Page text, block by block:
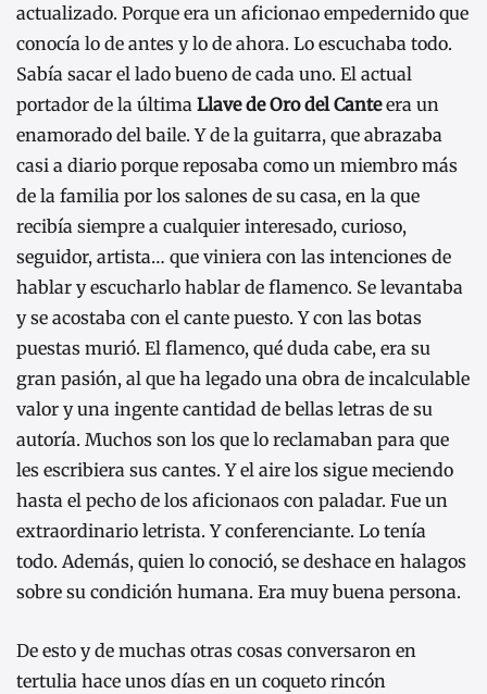
actualizado. Porque era un aficionao empedernido que
conocía lo de antes y lo de ahora. Lo escuchaba todo.
Sabía sacar el lado bueno de cada uno. El actual
portador de la última Llave de Oro del Canteera un
enamorado del baile. Y de la guitarra, que abrazaba
casi a diario porque reposaba como un miembro más
de la familia por los salones de su casa, en la que
recibía siempre a cualquier interesado, curioso,
seguidor, artista… que viniera con las intenciones de
hablar y escucharlo hablar de flamenco. Se levantaba
y se acostaba con el cante puesto. Y con las botas
puestas murió. El flamenco, qué duda cabe, era su
gran pasión, al que ha legado una obra de incalculable
valor y una ingente cantidad de bellas letras de su
autoría. Muchos son los que lo reclamaban para que
les escribiera sus cantes. Y el aire los sigue meciendo
hasta el pecho de los aficionaos con paladar. Fue un
extraordinario letrista. Y conferenciante. Lo tenía
todo. Además, quien lo conoció, se deshace en halagos
sobre su condición humana. Era muy buena persona.
De esto y de muchas otras cosas conversaron en
tertulia hace unos días en un coqueto rincón